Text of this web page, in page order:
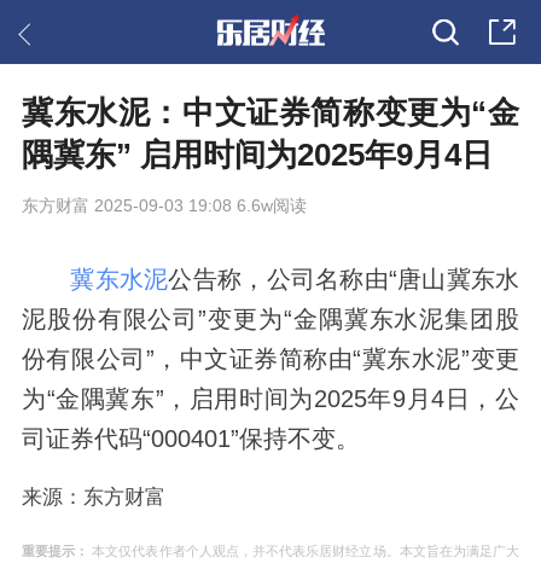
冀东水泥：中文证券简称变更为“金
隅冀东” 启用时间为2025年9月4日
东方财富 2025-09-03 19:08 6.6w阅读
冀东水泥公告称，公司名称由“唐山冀东水
泥股份有限公司”变更为“金隅冀东水泥集团股
份有限公司”，中文证券简称由“冀东水泥”变更
为“金隅冀东”，启用时间为2025年9月4日，公
司证券代码“000401”保持不变。
来源：东方财富
重要提示： 本文仅代表作者个人观点，并不代表乐居财经立场。本文旨在为满足广大